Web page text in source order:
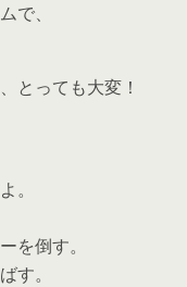
で、
とっても大変！
。
を倒す。
す。